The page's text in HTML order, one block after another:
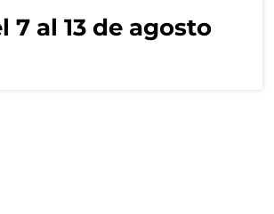
7 al 13 de agosto